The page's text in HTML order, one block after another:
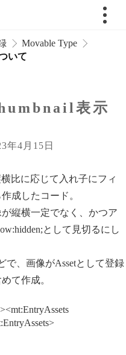
Movable Type
いて
表示
年4月15日
比に応じて入れ子にフィ
成したコード。
縦横一定でなく、かつア
として見切るにし
で、画像がAssetとして登録
て作成。